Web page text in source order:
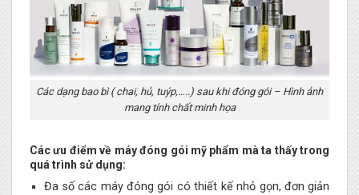
Các dạng bao bì ( chai, hủ, tuýp,…..) sau khi đóng gói – Hình ảnh
mang tính chất minh họa
Các ưu điểm về máy đóng gói mỹ phẩm mà ta thấy trong
quá trình sử dụng:
Đa số các máy đóng gói có thiết kế nhỏ gọn, đơn giản